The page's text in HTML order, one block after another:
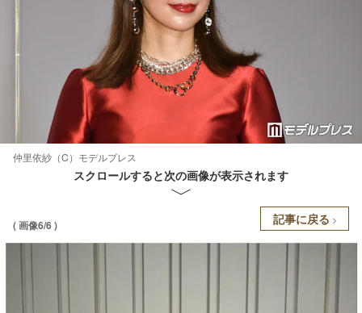
仲里依紗（C）モデルプレス
スクロールすると次の画像が表示されます
( 画像6/6 ) 記事に戻る